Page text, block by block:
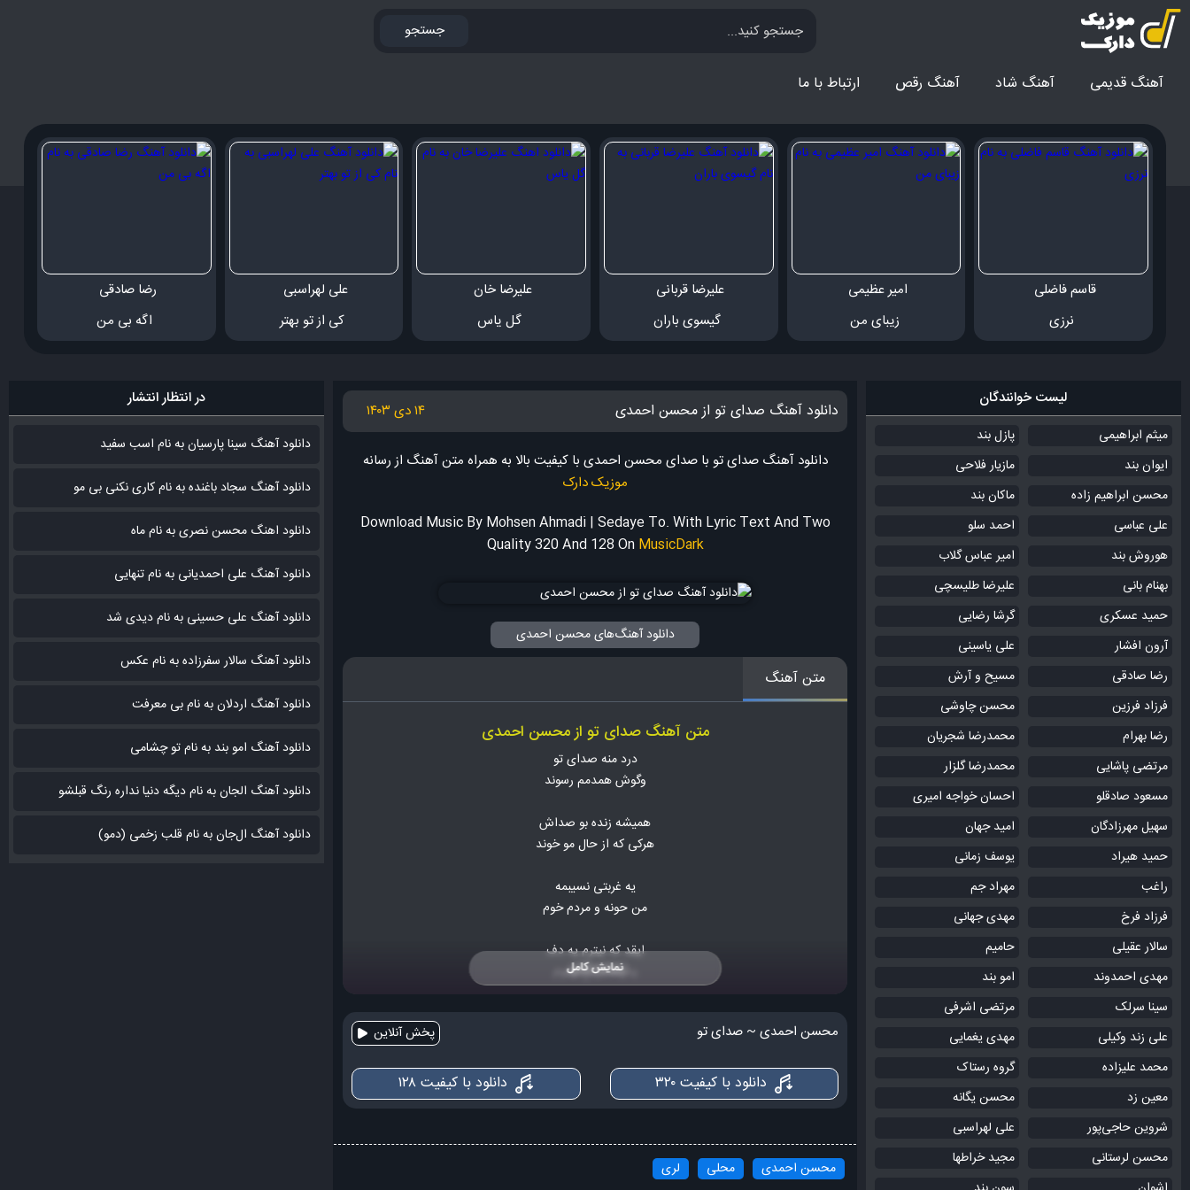
جستجو
آهنگ قدیمی آهنگ‌ شاد آهنگ رقص ارتباط با ما
قاسم فاضلی
نرزی
امیر عظیمی
زیبای من
علیرضا قربانی
گیسوی باران
علیرضا خان
گل یاس
علی لهراسبی
کی از تو بهتر
رضا صادقی
اگه بی من
دانلود آهنگ صدای تو از محسن احمدی ۱۴ دی ۱۴۰۳
دانلود آهنگ صدای تو با صدای محسن احمدی با کیفیت بالا به همراه متن آهنگ از رسانه
موزیک دارک
Download Music By Mohsen Ahmadi | Sedaye To. With Lyric Text And Two
Quality 320 And 128 On MusicDark
دانلود آهنگ‌های محسن احمدی
متن آهنگ
متن آهنگ صدای تو از محسن احمدی
درد منه صدای تو
وگوش همدمم رسوند
همیشه زنده بو صداش
هرکی که از حال مو خوند
یه غربتی نسیبمه
من حونه و مردم خوم
ایقد که نیترم یه دف
یدونه ا گنج بخوم
حال دل ساده‌ی مو
ری زونله چی یه مثل
امیدیم که برد غم
نمایش کامل
محسن احمدی ~ صدای تو پخش آنلاین
دانلود با کیفیت ۳۲۰ دانلود با کیفیت ۱۲۸
محسن احمدی محلی لری
لیست خوانندگان
میثم ابراهیمی
پازل بند
ایوان بند
مازیار فلاحی
محسن ابراهیم زاده
ماکان بند
علی عباسی
احمد سلو
هوروش بند
امیر عباس گلاب
بهنام بانی
علیرضا طلیسچی
حمید عسکری
گرشا رضایی
آرون افشار
علی یاسینی
رضا صادقی
مسیح و آرش
فرزاد فرزین
محسن چاوشی
رضا بهرام
محمدرضا شجریان
مرتضی پاشایی
محمدرضا گلزار
مسعود صادقلو
احسان خواجه امیری
سهیل مهرزادگان
امید جهان
حمید هیراد
یوسف زمانی
راغب
مهراد جم
فرزاد فرخ
مهدی جهانی
سالار عقیلی
حامیم
مهدی احمدوند
امو بند
سینا سرلک
مرتضی اشرفی
علی زند وکیلی
مهدی یغمایی
محمد علیزاده
گروه رستاک
معین زد
محسن یگانه
شروین حاجی‌پور
علی لهراسبی
محسن لرستانی
مجید خراطها
در انتظار انتشار
دانلود آهنگ سینا پارسیان به نام اسب سفید
دانلود آهنگ سجاد باغنده به نام کاری نکنی بی مو
دانلود اهنگ محسن نصری به نام‌ ماه
دانلود آهنگ علی احمدیانی به نام تنهایی
دانلود آهنگ علی حسینی به نام دیدی شد
دانلود آهنگ سالار سفرزاده به نام عکس
دانلود آهنگ اردلان به نام بی معرفت
دانلود آهنگ امو بند به نام تو چشامی
دانلود آهنگ الجان به نام دیگه دنیا نداره رنگ قبلشو
دانلود آهنگ ال‌جان به نام قلب زخمی (دمو)